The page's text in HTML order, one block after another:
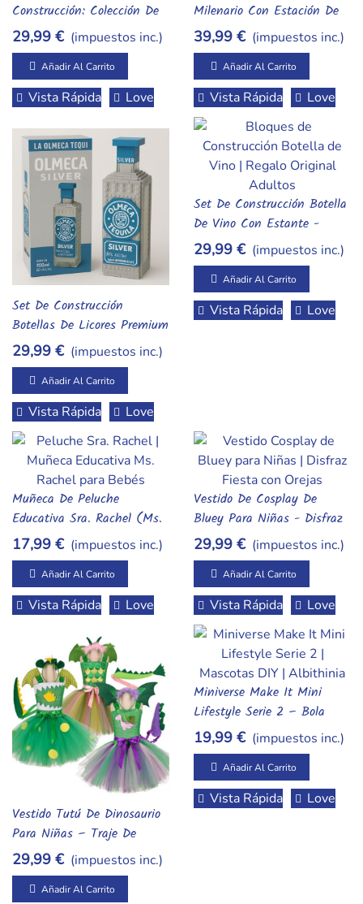
Construcción: Colección De
Botellas De Whisky
Premium – 11 Modelos
Icónicos Disponibles
29,99 € (impuestos inc.)
Añadir Al Carrito
Vista Rápida Love
Milenario Con Estación De
Ensamblaje - Diorama De
Colección Espacial
39,99 € (impuestos inc.)
Añadir Al Carrito
Vista Rápida Love
Añadir Al Carrito
Set De Construcción
Botellas De Licores Premium
- Maqueta De Bloques
Coleccionable Para Adultos
29,99 € (impuestos inc.)
Añadir Al Carrito
Vista Rápida Love
Añadir Al Carrito
Set De Construcción Botella
De Vino Con Estante -
Bloques De Construcción
Coleccionables Para Adultos
29,99 € (impuestos inc.)
Añadir Al Carrito
Vista Rápida Love
Añadir Al Carrito
Muñeca De Peluche
Educativa Sra. Rachel (Ms.
Rachel) - Peluche Blandito
De 30cm Para Bebés Y
Niños Pequeños
17,99 € (impuestos inc.)
Añadir Al Carrito
Vista Rápida Love
Añadir Al Carrito
Vestido De Cosplay De
Bluey Para Niñas - Disfraz
Temático De Tul Con
Diadema De Orejitas
29,99 € (impuestos inc.)
Añadir Al Carrito
Vista Rápida Love
Añadir Al Carrito
Vestido Tutú De Dinosaurio
Para Niñas – Traje De
Disfraz Con Diadema Y Cola
(Ideal Para Cumpleaños Y
Fiestas)
29,99 € (impuestos inc.)
Añadir Al Carrito
Añadir Al Carrito
Miniverse Make It Mini
Lifestyle Serie 2 – Bola
Sorpresa De Mascotas DIY
(Cangrejo Ermitaño Y Más)
19,99 € (impuestos inc.)
Añadir Al Carrito
Vista Rápida Love